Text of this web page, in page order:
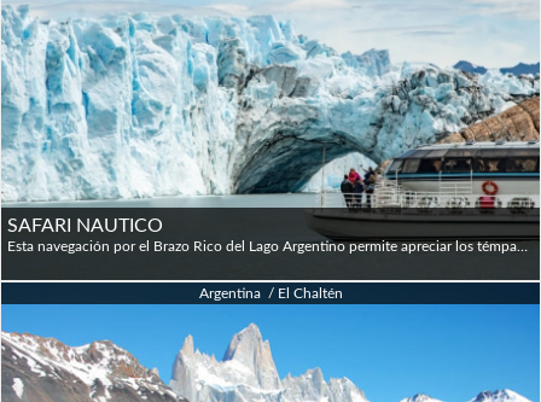
SAFARI NAUTICO
Esta navegación por el Brazo Rico del Lago Argentino permite apreciar los témpanos provenientes del Glaciar Perito Moreno. Llegando hasta el extremo sur del canal de los Témpanos, el barco se ubica a una distancia prudencial de la pared del glaciar, recorriéndola en toda su extensión y permitiendo avistar los desprendimientos que se producen. El embarque se realiza en el muelle ubicado en la Bahía “Bajo la Sombra”, aproximadamente a 7 km del Mirador del Glaciar y es un buen complemento para la Excursión Convencional. Esta actividad, brinda la posibilidad de observar desde una perspectiva totalmente diferente las impresionantes paredes del Glaciar Perito Moreno y sus derrumbes sobre las aguas del Lago Rico.
Argentina / El Chaltén